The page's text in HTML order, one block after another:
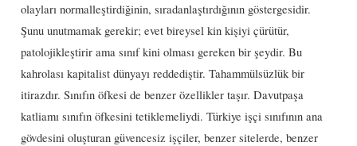
olayları normalleştirdiğinin, sıradanlaştırdığının göstergesidir.
Şunu unutmamak gerekir; evet bireysel kin kişiyi çürütür,
patolojikleştirir ama sınıf kini olması gereken bir şeydir. Bu
kahrolası kapitalist dünyayı reddediştir. Tahammülsüzlük bir
itirazdır. Sınıfın öfkesi de benzer özellikler taşır. Davutpaşa
katliamı sınıfın öfkesini tetiklemeliydi. Türkiye işçi sınıfının ana
gövdesini oluşturan güvencesiz işçiler, benzer sitelerde, benzer